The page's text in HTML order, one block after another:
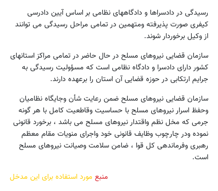
رسیدگی در دادسراها و دادگاههای نظامی بر اساس آیین دادرسی
کیفری صورت پذیرفته ومتهمین در تمامی مراحل رسیدگی می توانند
از وکیل برخوردار شوند.
سازمان قضایی نیروهای مسلح در حال حاضر در تمامی مراکز استانهای
کشور دارای دادسرا و دادگاه نظامی است که مسؤولیت رسیدگی به
جرایم ارتکابی در حوزه قضایی آن استان را برعهده دارند.
سازمان قضایی نیروهای مسلح ضمن رعایت شأن وجایگاه نظامیان
وحفظ اسرار نیروهای مسلح با حساسیت وقاطعیت کامل با هر گونه
جرمی که مخل نظم واقتدار نیروهای مسلح می باشد ، برخورد قانونی
نموده ودر چارچوب وظایف قانونی خود واجرای منویات مقام معظم
رهبری وفرماندهی کل قوا ، ضامن سلامت وصیانت نیروهای مسلح
است.
منبع مورد استفاده برای این مدخل